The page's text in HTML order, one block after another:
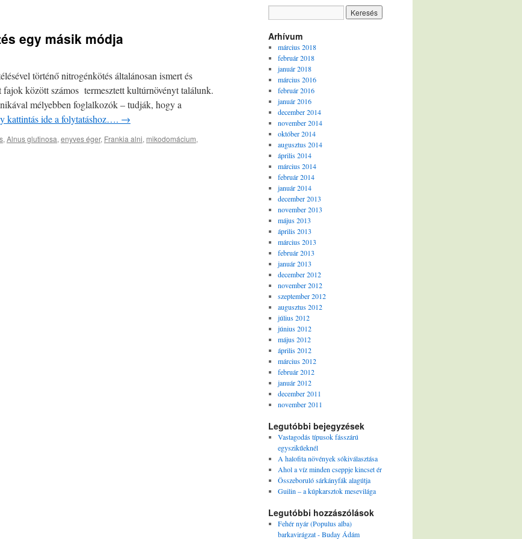
egy másik módja
történő nitrogénkötés általánosan ismert és
fajok között számos termesztett kultúrnövényt találunk.
mélyebben foglalkozók – tudják, hogy a
kattintás ide a folytatáshoz…. →
, Alnus glutinosa, enyves éger, Frankia alni, mikodomácium,
Arhívum
március 2018
február 2018
január 2018
március 2016
február 2016
január 2016
december 2014
november 2014
október 2014
augusztus 2014
április 2014
március 2014
február 2014
január 2014
december 2013
november 2013
május 2013
április 2013
március 2013
február 2013
január 2013
december 2012
november 2012
szeptember 2012
augusztus 2012
július 2012
június 2012
május 2012
április 2012
március 2012
február 2012
január 2012
december 2011
november 2011
Legutóbbi bejegyzések
Vastagodás típusok fásszárú
egyszikűeknél
A halofita növények sókiválasztása
Ahol a víz minden cseppje kincset ér
Összeboruló sárkányfák alagútja
Guilin – a kúpkarsztok mesevilága
Legutóbbi hozzászólások
Fehér nyár (Populus alba)
barkavirágzat - Buday Ádám